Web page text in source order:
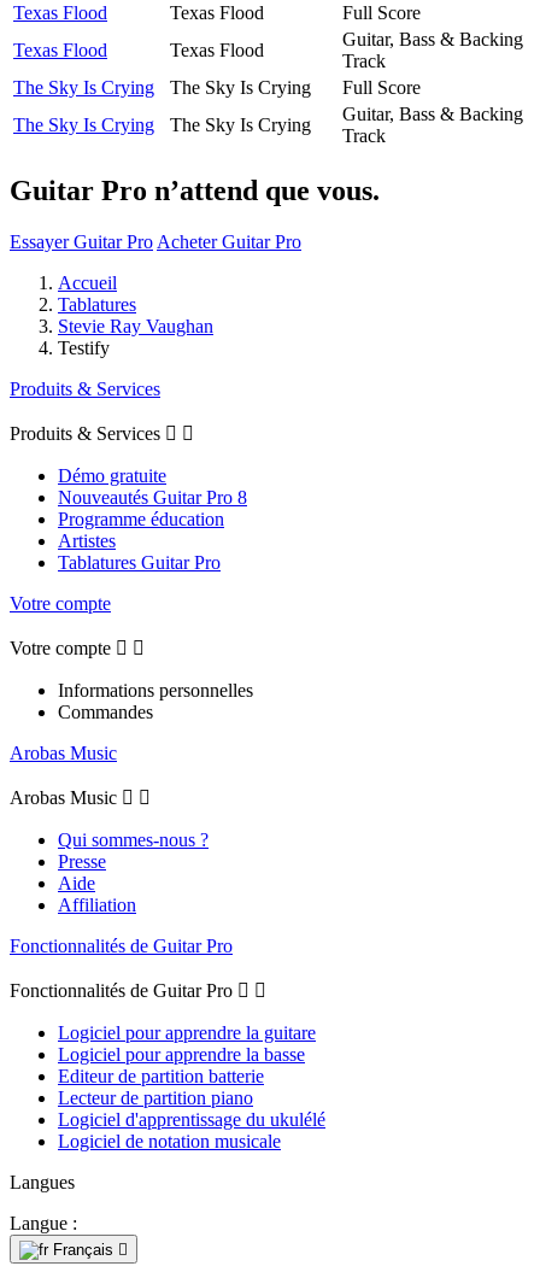
Texas Flood
Texas Flood
Full Score
Texas Flood
Texas Flood
Guitar, Bass & Backing
Track
The Sky Is Crying
The Sky Is Crying
Full Score
The Sky Is Crying
The Sky Is Crying
Guitar, Bass & Backing
Track
Guitar Pro n’attend que vous.
Essayer Guitar Pro Acheter Guitar Pro
Accueil
Tablatures
Stevie Ray Vaughan
Testify
Produits & Services
Produits & Services  
Démo gratuite
Nouveautés Guitar Pro 8
Programme éducation
Artistes
Tablatures Guitar Pro
Votre compte
Votre compte  
Informations personnelles
Commandes
Arobas Music
Arobas Music  
Qui sommes-nous ?
Presse
Aide
Affiliation
Fonctionnalités de Guitar Pro
Fonctionnalités de Guitar Pro  
Logiciel pour apprendre la guitare
Logiciel pour apprendre la basse
Editeur de partition batterie
Lecteur de partition piano
Logiciel d'apprentissage du ukulélé
Logiciel de notation musicale
Langues
Langue :
Français 